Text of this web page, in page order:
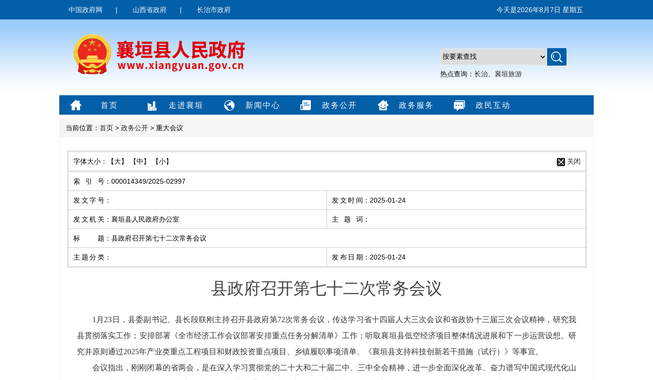
中国政府网 | 山西省政府 | 长治市政府 今天是2026年8月7日 星期五
热点查询： 长治 襄垣旅游
首页 走进襄垣 新闻中心 政务公开 政务服务 政民互动
当前位置： 首页 > 政务公开 > 重大会议
字体大小： 【大】 【中】 【小】 关闭
索引号 ： 000014349/2025-02997
发文字号 ： 发文时间 ： 2025-01-24
发文机关 ： 襄垣县人民政府办公室 主题词 ：
标题 ： 县政府召开第七十二次常务会议
主题分类 ： 发布日期 ： 2025-01-24
县政府召开第七十二次常务会议
1月23日，县委副书记、县长段联刚主持召开县政府第72次常务会议，传达学习省十四届人大三次会议和省政协十三届三次会议精神，研究我
县贯彻落实工作；安排部署《全市经济工作会议部署安排重点任务分解清单》工作；听取襄垣县低空经济项目整体情况进展和下一步运营设想。研
究并原则通过2025年产业类重点工程项目和财政投资重点项目、乡镇履职事项清单、《襄垣县支持科技创新若干措施（试行）》等事宜。
会议指出，刚刚闭幕的省两会，是在深入学习贯彻党的二十大和二十届二中、三中全会精神，进一步全面深化改革、奋力谱写中国式现代化山